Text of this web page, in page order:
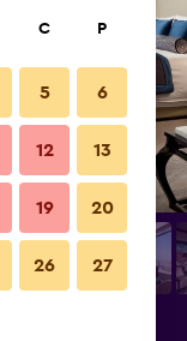
C P
5 6
12 13
19 20
26 27